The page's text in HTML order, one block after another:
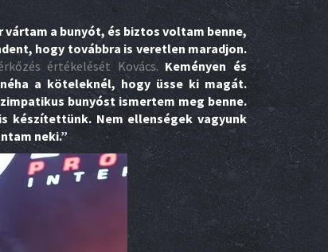
vártam a bunyót, és biztos voltam benne,
hogy továbbra is veretlen maradjon.
értékelését Kovács.Keményen és
a köteleknél, hogy üsse ki magát.
bunyóst ismertem meg benne.
készítettünk. Nem ellenségek vagyunk
neki.”